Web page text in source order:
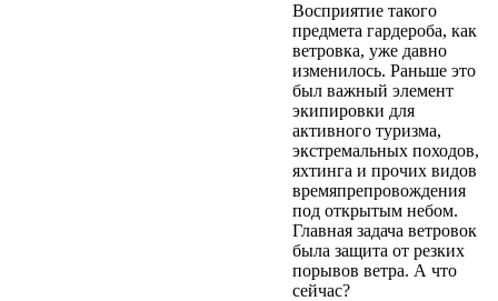
Восприятие такого
предмета гардероба, как
ветровка, уже давно
изменилось. Раньше это
был важный элемент
экипировки для
активного туризма,
экстремальных походов,
яхтинга и прочих видов
времяпрепровождения
под открытым небом.
Главная задача ветровок
была защита от резких
порывов ветра. А что
сейчас?